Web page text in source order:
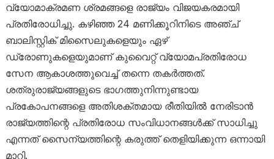
വ്യോമാക്രമണ ശ്രമങ്ങളെ രാജ്യം വിജയകരമായി
പ്രതിരോധിച്ചു. കഴിഞ്ഞ 24 മണിക്കൂറിനിടെ അഞ്ച്
ബാലിസ്റ്റിക് മിസൈലുകളെയും ഏഴ്
ഡ്രോണുകളെയുമാണ് കുവൈറ്റ് വ്യോമപ്രതിരോധ
സേന ആകാശത്തുവെച്ച് തന്നെ തകർത്തത്.
ശത്രുരാജ്യങ്ങളുടെ ഭാഗത്തുനിന്നുണ്ടായ
പ്രകോപനങ്ങളെ അതിശക്തമായ രീതിയിൽ നേരിടാൻ
രാജ്യത്തിന്റെ പ്രതിരോധ സംവിധാനങ്ങൾക്ക് സാധിച്ചു
എന്നത് സൈന്യത്തിന്റെ കരുത്ത് തെളിയിക്കുന്ന ഒന്നായി
മാറി.